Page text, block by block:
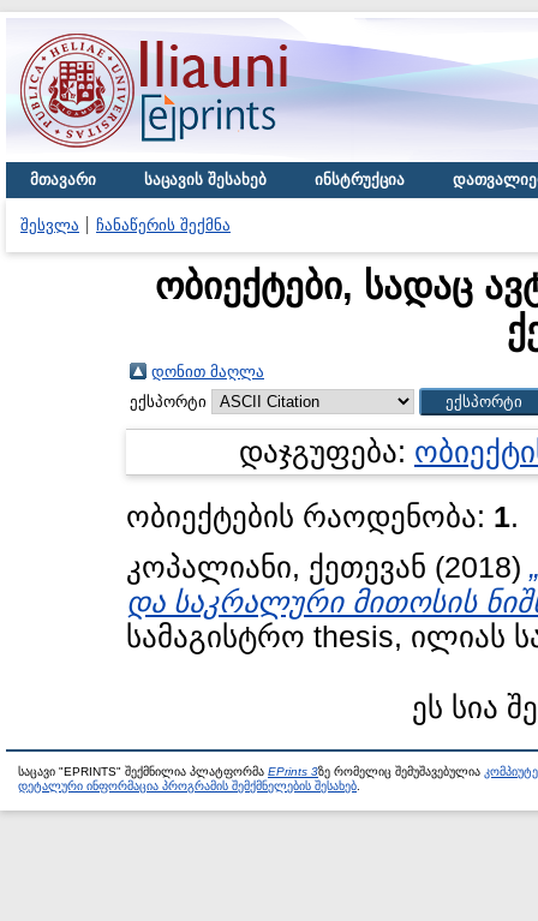
მთავარი საცავის შესახებ ინსტრუქცია
შესვლა ჩანაწერის შექმნა
ობიექტები, სადაც
დონით მაღლა
ექსპორტი
დაჯგუფება:
ობიექტების რაოდენობა: 1.
კოპალიანი, ქეთევან (2018)
და საკრალური მითოსის
სამაგისტრო thesis, ილიას
ეს სია
საცავი "EPRINTS" შექმნილია პლატფორმა EPrints 3ზე რომელიც შემუშავებულია
დეტალური ინფორმაცია პროგრამის შემქმნელების შესახებ